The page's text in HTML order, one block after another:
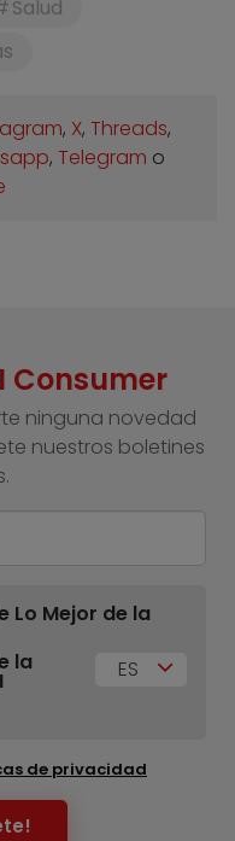
Salud
, X, Threads,
, Telegram o
Consumer
ninguna novedad
nuestros boletines
Lo Mejor de la
la
ES
de privacidad